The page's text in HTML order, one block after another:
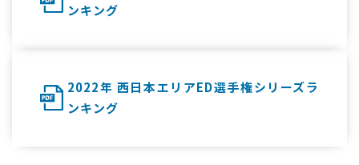
ンキング
2022年 西日本エリアED選手権シリーズラ
ンキング